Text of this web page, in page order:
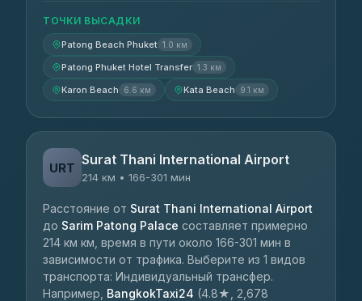
ТОЧКИ ВЫСАДКИ
Patong Beach Phuket 1.0 км
Patong Phuket Hotel Transfer 1.3 км
Karon Beach 6.6 км Kata Beach 9.1 км
URT Surat Thani International Airport
214 км • 166-301 мин
Расстояние от Surat Thani International Airport
до Sarim Patong Palace составляет примерно
214 км км, время в пути около 166-301 мин в
зависимости от трафика. Выберите из 1 видов
транспорта: Индивидуальный трансфер.
Например, BangkokTaxi24 (4.8★, 2,678